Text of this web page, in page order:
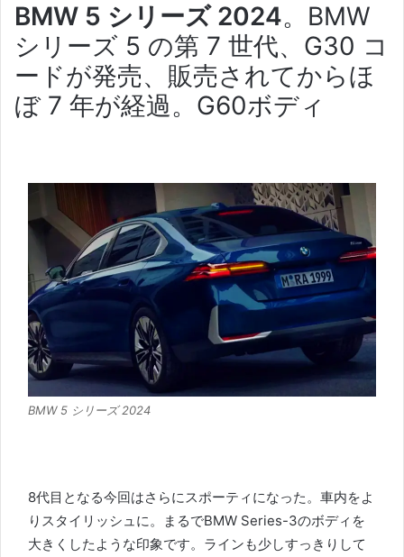
BMW 5 シリーズ 2024。 BMW
シリーズ 5 の第 7 世代、G30 コ
ードが発売、販売されてからほ
ぼ 7 年が経過。 G60ボディ
BMW 5 シリーズ 2024
8代目となる今回はさらにスポーティになった。 車内をよ
りスタイリッシュに。
まるでBMW Series-3のボディを
大きくしたような印象です。 ラインも少しすっきりして